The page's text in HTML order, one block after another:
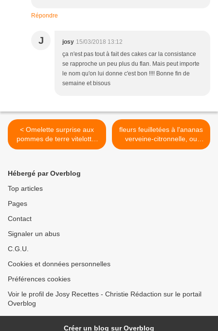
Répondre
J josy 15/03/2018 13:12
ça n'est pas tout à fait des cakes car la consistance
se rapproche un peu plus du flan. Mais peut importe
le nom qu'on lui donne c'est bon !!!! Bonne fin de
semaine et bisous
< Omelette surprise aux
pommes de terre vitelotte,
tomates, olives et
fleurs feuilletées à l'ananas
verveine-citronnelle, ou
glace rhum raisins >
Hébergé par Overblog
Top articles
Pages
Contact
Signaler un abus
C.G.U.
Cookies et données personnelles
Préférences cookies
Voir le profil de Josy Recettes - Christie Rédaction sur le portail
Overblog
Créer un blog sur Overblog